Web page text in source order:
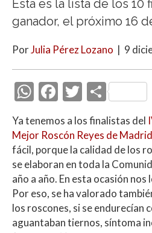
Esta es la lista de los 10
ganador, el próximo 16
PorJulia Pérez Lozano | 9
W
at
s
A
p
p
F
ac
e
b
o
o
k
T
w
itt
er
C
o
m
p
ar
ti
r
Ya tenemos a los finalistas del
Mejor Roscón Reyes de Madrid
fácil, porque la calidad de los
se elaboran en toda la
año a año. En esta ocasión
Por eso, se ha valorado
los roscones, si se endurecían
aguantaban tiernos, síntoma